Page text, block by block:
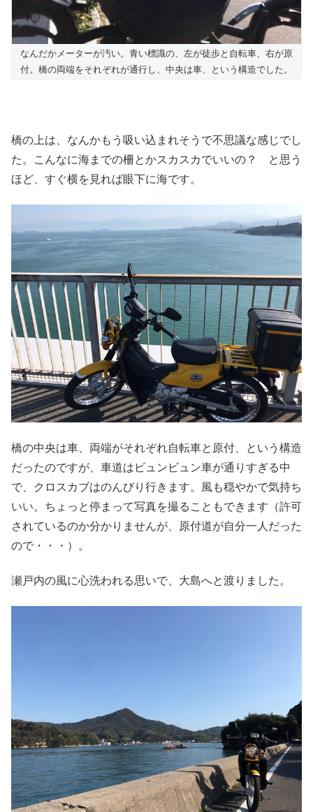
なんだかメーターが汚い。青い標識の、左が徒歩と自転車、右が原
付。橋の両端をそれぞれが通行し、中央は車、という構造でした。
橋の上は、なんかもう吸い込まれそうで不思議な感じでし
た。こんなに海までの柵とかスカスカでいいの？ と思う
ほど、すぐ横を見れば眼下に海です。
橋の中央は車、両端がそれぞれ自転車と原付、という構造
だったのですが、車道はビュンビュン車が通りすぎる中
で、クロスカブはのんびり行きます。風も穏やかで気持ち
いい。ちょっと停まって写真を撮ることもできます（許可
されているのか分かりませんが、原付道が自分一人だった
ので・・・）。
瀬戸内の風に心洗われる思いで、大島へと渡りました。